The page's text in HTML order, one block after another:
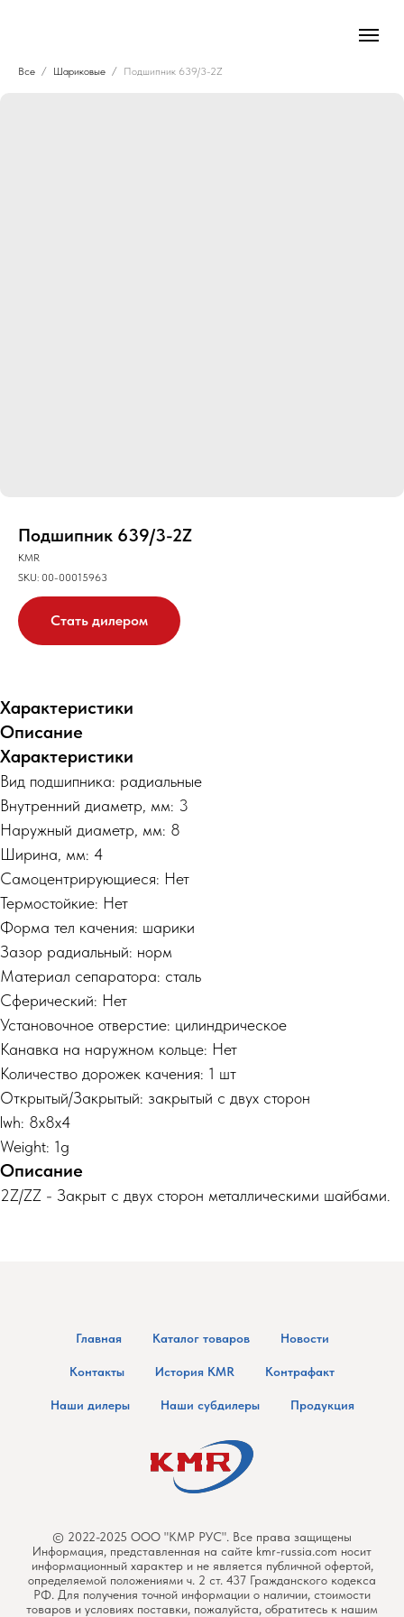
Все Шариковые Подшипник 639/3-2Z
Подшипник 639/3-2Z
KMR
SKU: 00-00015963
Стать дилером
Характеристики
Описание
Характеристики
Вид подшипника: радиальные
Внутренний диаметр, мм: 3
Наружный диаметр, мм: 8
Ширина, мм: 4
Самоцентрирующиеся: Нет
Термостойкие: Нет
Форма тел качения: шарики
Зазор радиальный: норм
Материал сепаратора: сталь
Сферический: Нет
Установочное отверстие: цилиндрическое
Канавка на наружном кольце: Нет
Количество дорожек качения: 1 шт
Открытый/Закрытый: закрытый с двух сторон
lwh: 8x8x4
Weight: 1g
Описание
2Z/ZZ - Закрыт с двух сторон металлическими шайбами.
Главная Каталог товаров Новости
Контакты История KMR Контрафакт
Наши дилеры Наши субдилеры Продукция
© 2022-2025 ООО "КМР РУС". Все права защищены
Информация, представленная на сайте kmr-russia.com носит
информационный характер и не является публичной офертой,
определяемой положениями ч. 2 ст. 437 Гражданского кодекса
РФ. Для получения точной информации о наличии, стоимости
товаров и условиях поставки, пожалуйста, обратитесь к нашим